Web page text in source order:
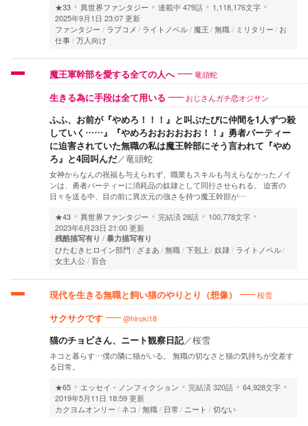
★33
異世界ファンタジー 連載中 479話
1,118,176文字
2025年9月1日 23:07 更新
ファンタジー
ラブコメ ライトノベル 魔王 無職 ミリタリー
お
仕事 万人向け
魔王軍幹部を愛する全ての人へ 竜頭蛇
生きる為に手段は全て用いる おじさんガチ恋オジサン
ふふ、お前が『やめろ！！！』と叫ぶたびに仲間を1人ずつ殺
していく……』『やめろおおおおおお！！』勇者パーティー
に迫害されていた無職の私は魔王幹部にそう言われて『やめ
ろ』と4回叫んだ／竜頭蛇
女神からなんの祝福も与えられず、職業もスキルも与えらなかったノイ
ンは、勇者パーティーに消耗品の奴隷として同行させられる。 迫害の
日々を送る中、目の前に異次元の強さを持つ魔王幹部が…
★43
異世界ファンタジー 完結済28話
100,778文字
2023年6月23日 21:00 更新
残酷描写有り 暴力描写有り
ひたむきヒロイン部門 ざまあ 無職 下剋上 奴隷
ライトノベル
女主人公 百合
現代を生きる無職と飼い猫のやりとり（想像） 桜雪
サクサクです @hiroki18
猫のチョビさん、ニート観察日記／桜雪
ネコと暮らす…僕の隣に猫がいる。 無職の切なさと猫の気持ちが交差す
る日常。
★65
エッセイ・ノンフィクション 完結済320話
64,928文字
2019年5月11日 18:59 更新
カクヨムオンリー
ネコ 無職 日常 ニート 切ない